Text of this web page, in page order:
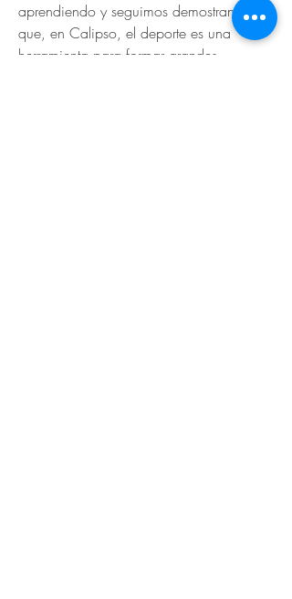
aprendiendo y seguimos demostrando
que, en Calipso, el deporte es una
herramienta para formar grandes